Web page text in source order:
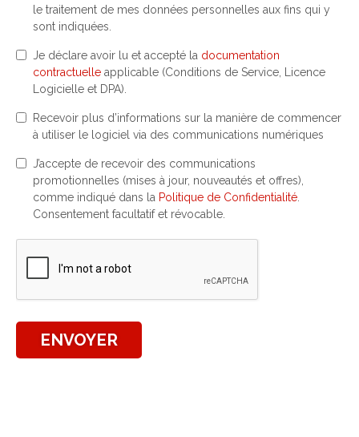
le traitement de mes données personnelles aux fins qui y
sont indiquées.
Je déclare avoir lu et accepté la documentation
contractuelle applicable (Conditions de Service, Licence
Logicielle et DPA).
Recevoir plus d’informations sur la manière de commencer
à utiliser le logiciel via des communications numériques
J’accepte de recevoir des communications
promotionnelles (mises à jour, nouveautés et offres),
comme indiqué dans la Politique de Confidentialité
Consentement facultatif et révocable.
ENVOYER